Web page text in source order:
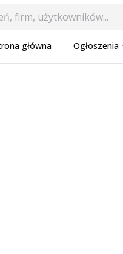
główna Ogłoszenia